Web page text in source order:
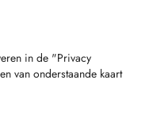
in de "Privacy
van onderstaande kaart